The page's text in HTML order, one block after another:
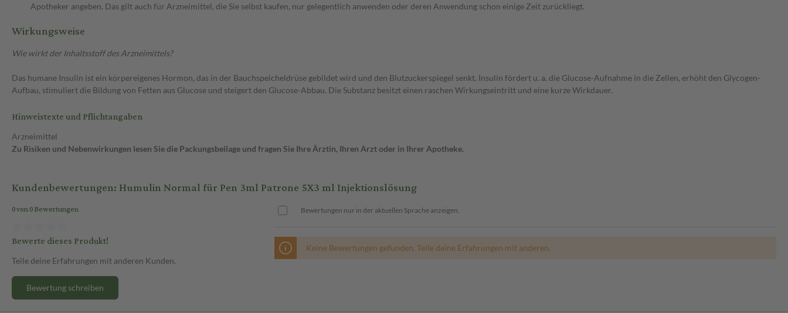
Apotheker angeben. Das gilt auch für Arzneimittel, die Sie selbst kaufen, nur gelegentlich anwenden oder deren Anwendung schon einige Zeit zurückliegt.
Wirkungsweise
Wie wirkt der Inhaltsstoff des Arzneimittels?
Das humane Insulin ist ein körpereigenes Hormon, das in der Bauchspeicheldrüse gebildet wird und den Blutzuckerspiegel senkt. Insulin fördert u. a. die Glucose-Aufnahme in die Zellen, erhöht den Glycogen-
Aufbau, stimuliert die Bildung von Fetten aus Glucose und steigert den Glucose-Abbau. Die Substanz besitzt einen raschen Wirkungseintritt und eine kurze Wirkdauer.
Hinweistexte und Pflichtangaben
Arzneimittel
Zu Risiken und Nebenwirkungen lesen Sie die Packungsbeilage und fragen Sie Ihre Ärztin, Ihren Arzt oder in Ihrer Apotheke.
Kundenbewertungen: Humulin Normal für Pen 3ml Patrone 5X3 ml Injektionslösung
0 von 0 Bewertungen
Bewerte dieses Produkt!
Teile deine Erfahrungen mit anderen Kunden.
Bewertung schreiben
Bewertungen nur in der aktuellen Sprache anzeigen.
Keine Bewertungen gefunden. Teile deine Erfahrungen mit anderen.